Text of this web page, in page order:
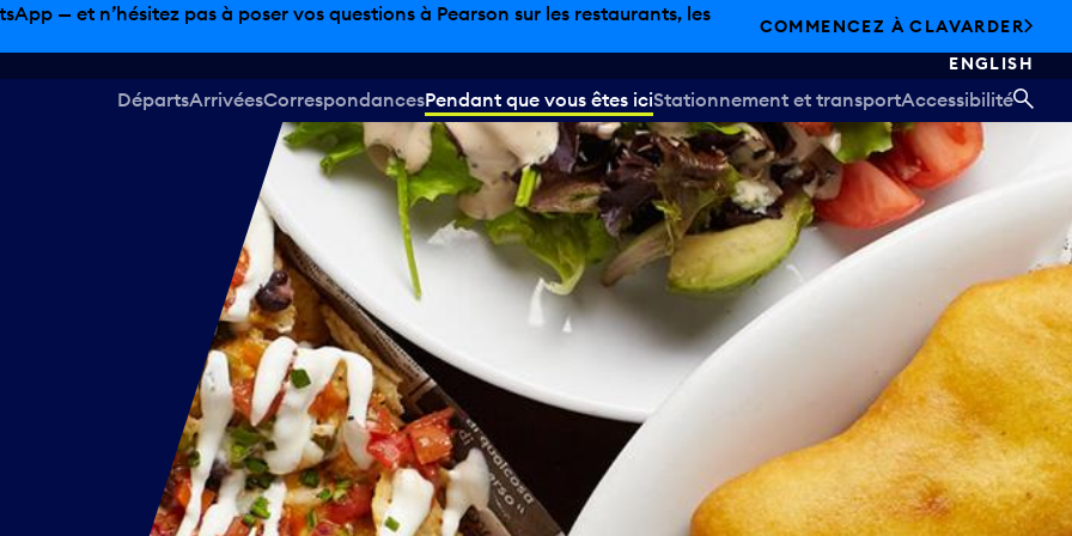
— et n’hésitez pas à poser vos questions à Pearson sur les restaurants, les
COMMENCEZ À CLAVARDER
ENGLISH
DépartsArrivéesCorrespondancesPendant que vous êtes iciStationnement et transportAccessibilité